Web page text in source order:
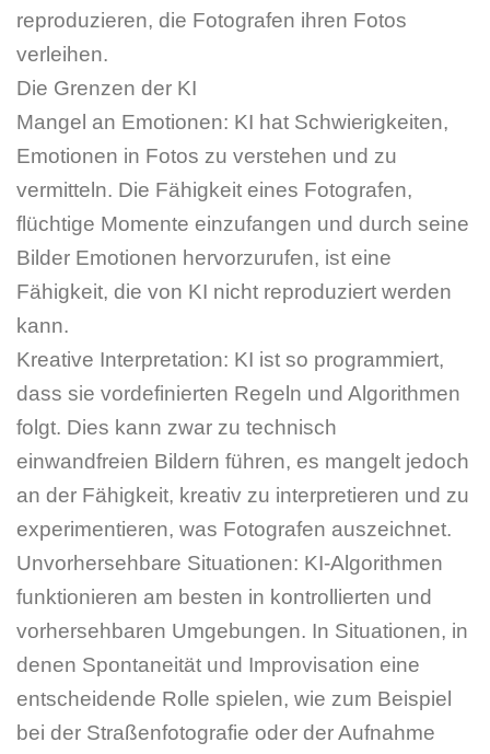
reproduzieren, die Fotografen ihren Fotos
verleihen.
Die Grenzen der KI
Mangel an Emotionen: KI hat Schwierigkeiten,
Emotionen in Fotos zu verstehen und zu
vermitteln. Die Fähigkeit eines Fotografen,
flüchtige Momente einzufangen und durch seine
Bilder Emotionen hervorzurufen, ist eine
Fähigkeit, die von KI nicht reproduziert werden
kann.
Kreative Interpretation: KI ist so programmiert,
dass sie vordefinierten Regeln und Algorithmen
folgt. Dies kann zwar zu technisch
einwandfreien Bildern führen, es mangelt jedoch
an der Fähigkeit, kreativ zu interpretieren und zu
experimentieren, was Fotografen auszeichnet.
Unvorhersehbare Situationen: KI-Algorithmen
funktionieren am besten in kontrollierten und
vorhersehbaren Umgebungen. In Situationen, in
denen Spontaneität und Improvisation eine
entscheidende Rolle spielen, wie zum Beispiel
bei der Straßenfotografie oder der Aufnahme